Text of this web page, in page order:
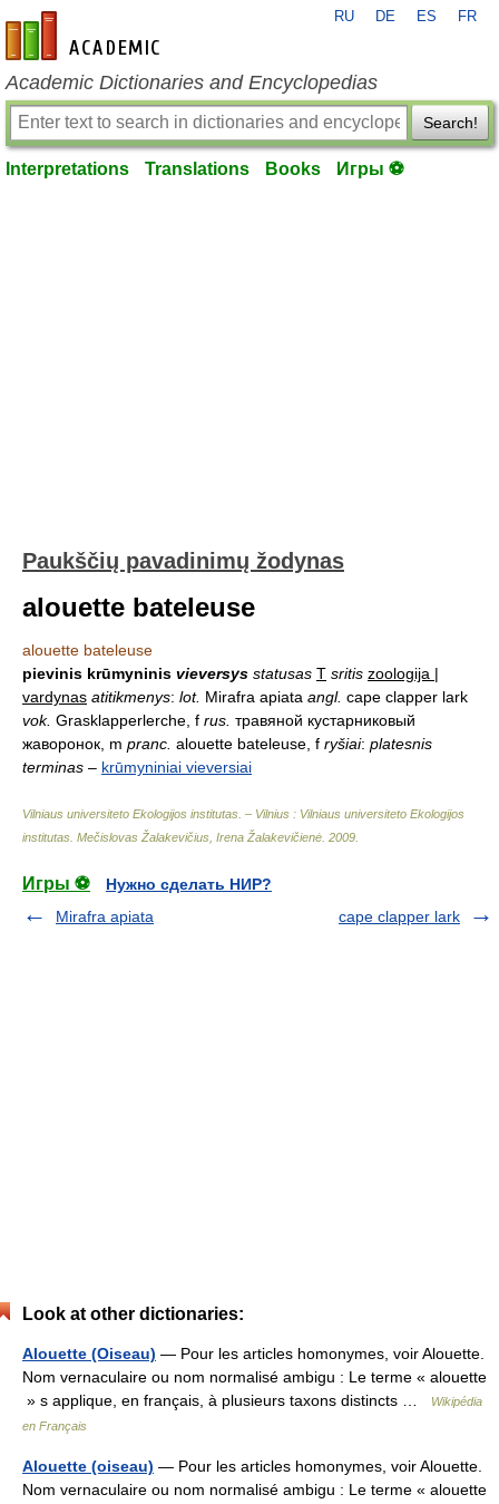
en-academic.com
RU DE ES FR
Academic Dictionaries and Encyclopedias
Search!
Interpretations Translations Books Игры ⚽
Paukščių pavadinimų žodynas
alouette bateleuse
alouette bateleuse
pievinis krūmyninis vieversys statusas T sritis zoologija |
vardynas atitikmenys: lot. Mirafra apiata angl. cape clapper lark
vok. Grasklapperlerche, f rus. травяной кустарниковый
жаворонок, m pranc. alouette bateleuse, f ryšiai: platesnis
terminas – krūmyniniai vieversiai
Vilniaus universiteto Ekologijos institutas. – Vilnius : Vilniaus universiteto Ekologijos
institutas Mečislovas Žalakevičius, Irena Žalakevičienė 2009
Игры ⚽
Нужно сделать НИР?
Mirafra apiata
cape clapper lark
Look at other dictionaries:
Alouette (Oiseau) — Pour les articles homonymes, voir Alouette.
Nom vernaculaire ou nom normalisé ambigu : Le terme « alouette
» s applique, en français, à plusieurs taxons distincts …
Wikipédia
en Français
Alouette (oiseau) — Pour les articles homonymes, voir Alouette.
Nom vernaculaire ou nom normalisé ambigu : Le terme « alouette